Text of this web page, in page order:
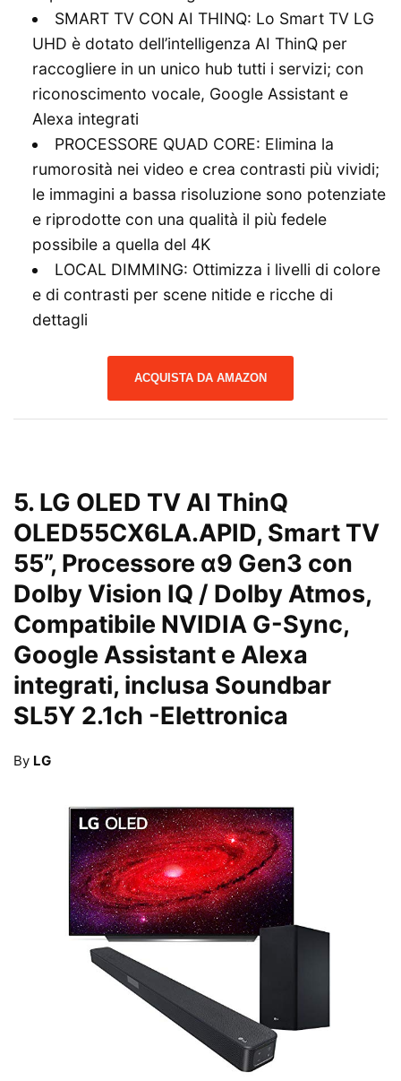
SMART TV CON AI THINQ: Lo Smart TV LG
UHD è dotato dell’intelligenza AI ThinQ per
raccogliere in un unico hub tutti i servizi; con
riconoscimento vocale, Google Assistant e
Alexa integrati
PROCESSORE QUAD CORE: Elimina la
rumorosità nei video e crea contrasti più vividi;
le immagini a bassa risoluzione sono potenziate
e riprodotte con una qualità il più fedele
possibile a quella del 4K
LOCAL DIMMING: Ottimizza i livelli di colore
e di contrasti per scene nitide e ricche di
dettagli
ACQUISTA DA AMAZON
5. LG OLED TV AI ThinQ
OLED55CX6LA.APID, Smart TV
55”, Processore α9 Gen3 con
Dolby Vision IQ / Dolby Atmos,
Compatibile NVIDIA G-Sync,
Google Assistant e Alexa
integrati, inclusa Soundbar
SL5Y 2.1ch -Elettronica
By LG